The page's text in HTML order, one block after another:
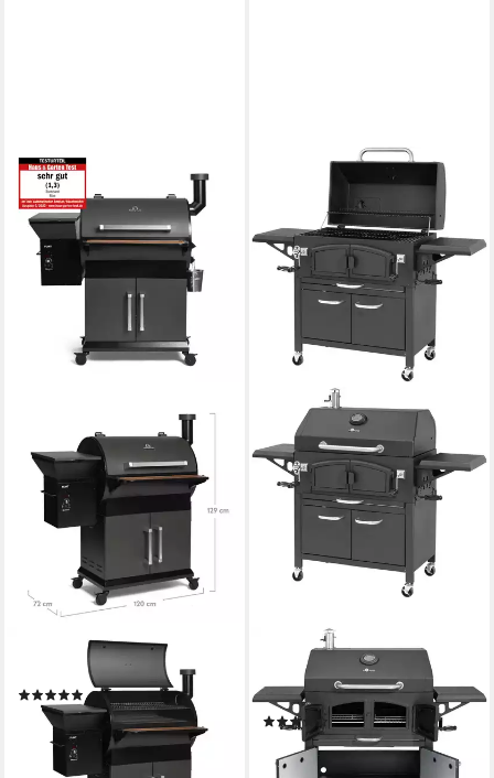
BURNHARD®
Smoker FLINT, Pelletsmoker
(4)
999,00 €
29,00 €mtl. in 48 Raten
lieferbar - in 6-7 Werktagen bei dir
EL FUEGO
Smoker Grand Ontario,
BxTxH: 154x68,5x131 cm
(17)
ab 369,00 € UVP399,95 €
18,33 €